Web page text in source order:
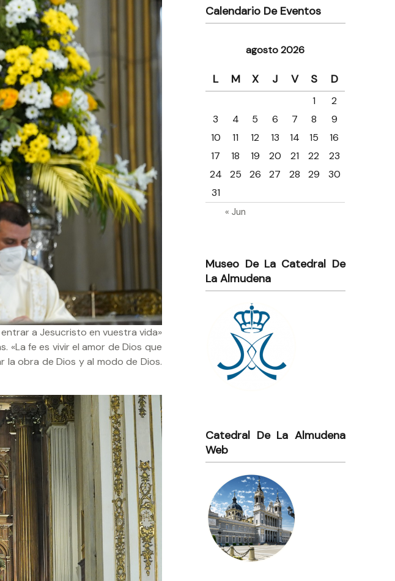
a Jesucristo en vuestra vida»
«La fe es vivir el amor de Dios que
la obra de Dios y al modo de Dios.
Calendario De Eventos
agosto 2026
L M X J V S D
« Jun
1
2
3
4 5 6 7 8
9
10
11 12 13 14 15
16
17
18 19 20 21 22
23
24
25 26 27 28 29
30
31
Museo De La Catedral De
La Almudena
Catedral De La Almudena
Web